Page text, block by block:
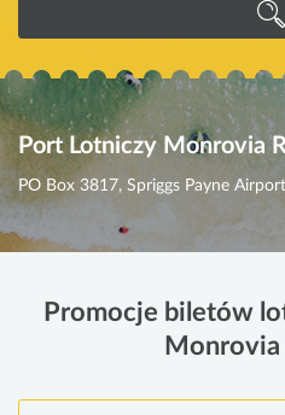
Port Lotniczy Monrovia
PO Box 3817, Spriggs Payne
Promocje biletów
Monrovia